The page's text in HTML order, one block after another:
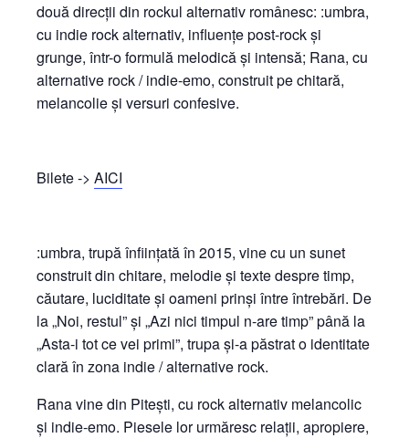
două direcții din rockul alternativ românesc: :umbra,
cu indie rock alternativ, influențe post-rock și
grunge, într-o formulă melodică și intensă; Rana, cu
alternative rock / indie-emo, construit pe chitară,
melancolie și versuri confesive.
Bilete -> AICI
:umbra, trupă înființată în 2015, vine cu un sunet
construit din chitare, melodie și texte despre timp,
căutare, luciditate și oameni prinși între întrebări. De
la „Noi, restul” și „Azi nici timpul n-are timp” până la
„Asta-i tot ce vei primi”, trupa și-a păstrat o identitate
clară în zona indie / alternative rock.
Rana vine din Pitești, cu rock alternativ melancolic
și indie-emo. Piesele lor urmăresc relații, apropiere,